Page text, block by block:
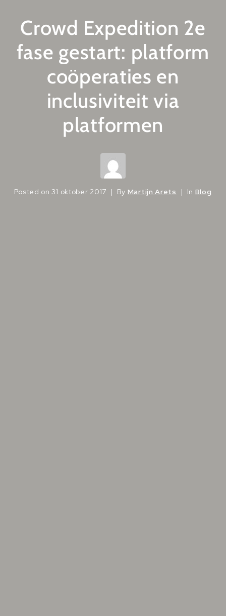
Crowd Expedition 2e
fase gestart: platform
coöperaties en
inclusiviteit via
platformen
Posted on31 oktober 2017 By Martijn Arets In Blog